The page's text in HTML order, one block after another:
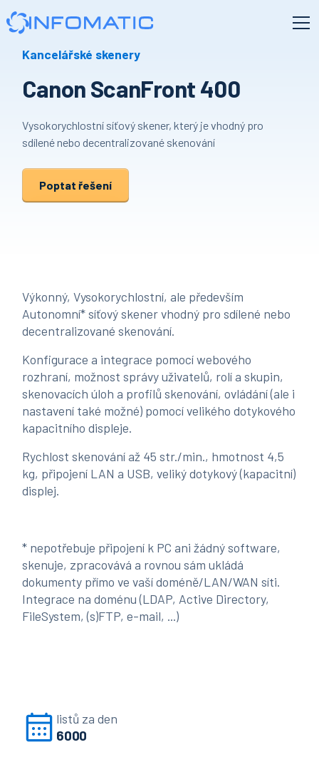
Kancelářské skenery
Canon ScanFront 400
Vysokorychlostní síťový skener, který je vhodný pro
sdílené nebo decentralizované skenování
Poptat řešení
listů za den
6000
Výkonný, Vysokorychlostní, ale především
Autonomní* síťový skener vhodný pro sdílené nebo
decentralizované skenování.
Konfigurace a integrace pomocí webového
rozhraní, možnost správy uživatelů, rolí a skupin,
skenovacích úloh a profilů skenování, ovládání (ale i
nastavení také možné) pomocí velikého dotykového
kapacitního displeje.
Rychlost skenování až 45 str./min., hmotnost 4,5
kg, připojení LAN a USB, veliký dotykový (kapacitní)
displej.
* nepotřebuje připojení k PC ani žádný software,
skenuje, zpracovává a rovnou sám ukládá
dokumenty přímo ve vaší doméně/LAN/WAN síti.
Integrace na doménu (LDAP, Active Directory,
FileSystem, (s)FTP, e-mail, ...)